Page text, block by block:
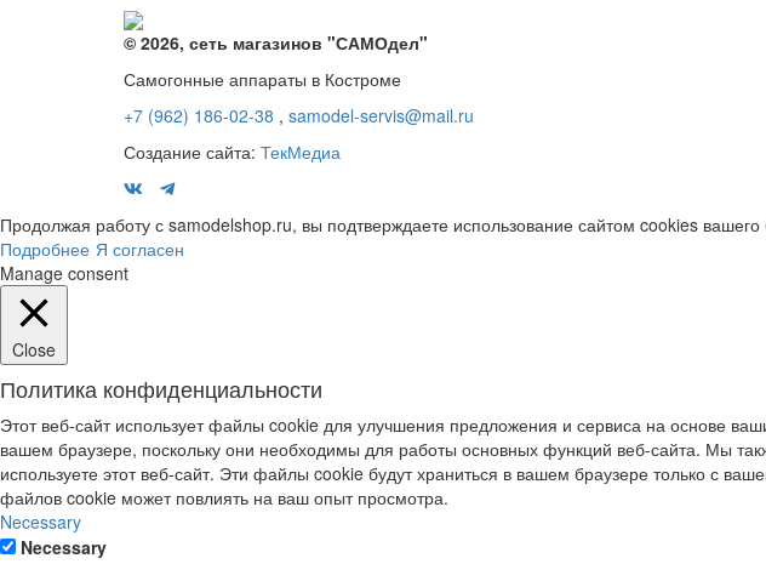
© 2026, сеть магазинов "САМОдел"
Самогонные аппараты в Костроме
+7 (962) 186-02-38 , samodel-servis@mail.ru
Создание сайта: ТекМедиа
Продолжая работу с samodelshop.ru, вы подтверждаете использование сайтом cookies
Подробнее Я согласен
Manage consent
Close
Политика конфиденциальности
Этот веб-сайт использует файлы cookie для улучшения предложения и сервиса на основе
вашем браузере, поскольку они необходимы для работы основных функций веб-сайта. Мы
используете этот веб-сайт. Эти файлы cookie будут храниться в вашем браузере только с
файлов cookie может повлиять на ваш опыт просмотра.
Necessary
Necessary